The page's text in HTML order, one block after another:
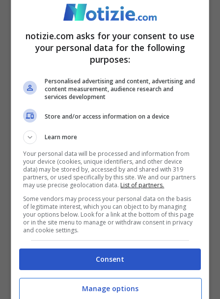
oggettivamente gradevoli, ma una
movimenti, la sensualità e,
paradossalmente, un tormento
esistenziale, che veniva costantemente
estrinsecato proprio da quelle splendide
biglie blu, in grado di catturare anche la
più flebile traccia di luce presente in una
stanza.
notizie.com asks for your consent to use
your personal data for the following
purposes:
Personalised advertising and content, advertising and
content measurement, audience research and
services development
Store and/or access information on a device
Learn more
Your personal data will be processed and information from
your device (cookies, unique identifiers, and other device
data) may be stored by, accessed by and shared with 319
partners, or used specifically by this site. We and our partners
may use precise geolocation data. List of partners.
Some vendors may process your personal data on the basis
of legitimate interest, which you can object to by managing
your options below. Look for a link at the bottom of this page
or in the site menu to manage or withdraw consent in privacy
and cookie settings.
Consent
Manage options